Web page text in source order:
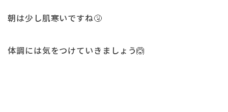
朝は少し肌寒いですね🤧
体調には気をつけていきましょう🙆